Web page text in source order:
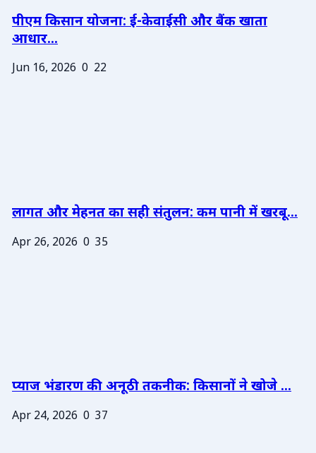
पीएम किसान योजना: ई-केवाईसी और बैंक खाता
आधार...
Jun 16, 2026 0 22
लागत और मेहनत का सही संतुलन: कम पानी में खरबू...
Apr 26, 2026 0 35
प्याज भंडारण की अनूठी तकनीक: किसानों ने खोजे ...
Apr 24, 2026 0 37